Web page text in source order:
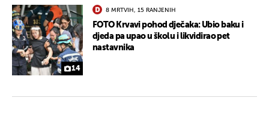
14
8 MRTVIH, 15 RANJENIH
FOTO Krvavi pohod dječaka: Ubio baku i
djeda pa upao u školu i likvidirao pet
nastavnika